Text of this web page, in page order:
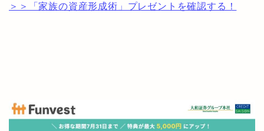
＞＞「家族の資産形成術」プレゼントを確認する！